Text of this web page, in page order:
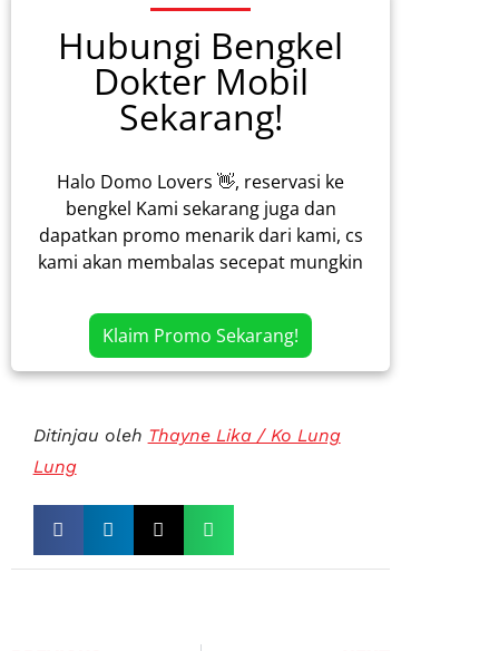
Hubungi Bengkel
Dokter Mobil
Sekarang!
Halo Domo Lovers 👋, reservasi ke
bengkel Kami sekarang juga dan
dapatkan promo menarik dari kami, cs
kami akan membalas secepat mungkin
Klaim Promo Sekarang!
Ditinjau oleh Thayne Lika / Ko Lung
Lung